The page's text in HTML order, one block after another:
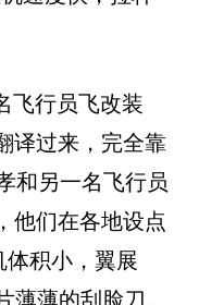
飞行员飞改装
译过来，完全靠
和另一名飞行员
他们在各地设点
体积小，翼展
薄薄的刮脸刀。